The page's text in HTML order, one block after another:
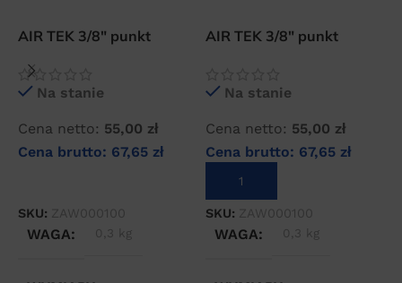
AIR TEK 3/8″ punkt
bezpieczeństwa
Na stanie
Cena netto: 55,00 zł
Cena brutto: 67,65 zł
SKU: ZAW000100
WAGA 0,3 kg
AIR TEK 3/8″ punkt
Na stanie
Cena netto: 55,00 zł
Cena brutto: 67,65 zł
DODAJ DO KOSZYKA
SKU: ZAW000100
WAGA 0,3 kg